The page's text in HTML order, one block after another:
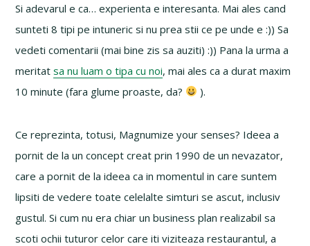
Si adevarul e ca… experienta e interesanta. Mai ales cand
sunteti 8 tipi pe intuneric si nu prea stii ce pe unde e :)) Sa
vedeti comentarii (mai bine zis sa auziti) :)) Pana la urma a
meritatsa nu luam o tipa cu noi, mai ales ca a durat maxim
10 minute (fara glume proaste, da?
).
Ce reprezinta, totusi, Magnumize your senses? Ideea a
pornit de la un concept creat prin 1990 de un nevazator,
care a pornit de la ideea ca in momentul in care suntem
lipsiti de vedere toate celelalte simturi se ascut, inclusiv
gustul. Si cum nu era chiar un business plan realizabil sa
scoti ochii tuturor celor care iti viziteaza restaurantul, a